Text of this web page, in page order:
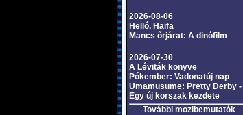
2026-08-06
Helló, Haifa
Mancs őrjárat: A dinófilm
2026-07-30
A Léviták könyve
Pókember: Vadonatúj nap
Umamusume: Pretty Derby -
Egy új korszak kezdete
További mozibemutatók